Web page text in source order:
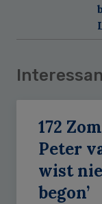
172
Peter
wist
begon’